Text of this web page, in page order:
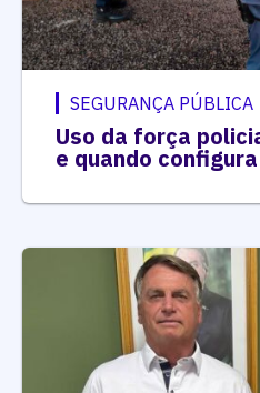
SEGURANÇA PÚBLICA
Uso da força
e quando